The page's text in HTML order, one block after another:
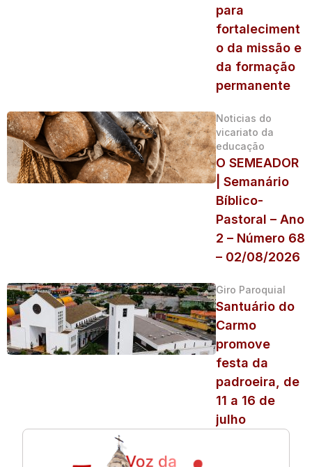
para
fortaleciment
o da missão e
da formação
permanente
Noticias do
vicariato da
educação
O SEMEADOR
| Semanário
Bíblico-
Pastoral – Ano
2 – Número 68
– 02/08/2026
Giro Paroquial
Santuário do
Carmo
promove
festa da
padroeira, de
11 a 16 de
julho